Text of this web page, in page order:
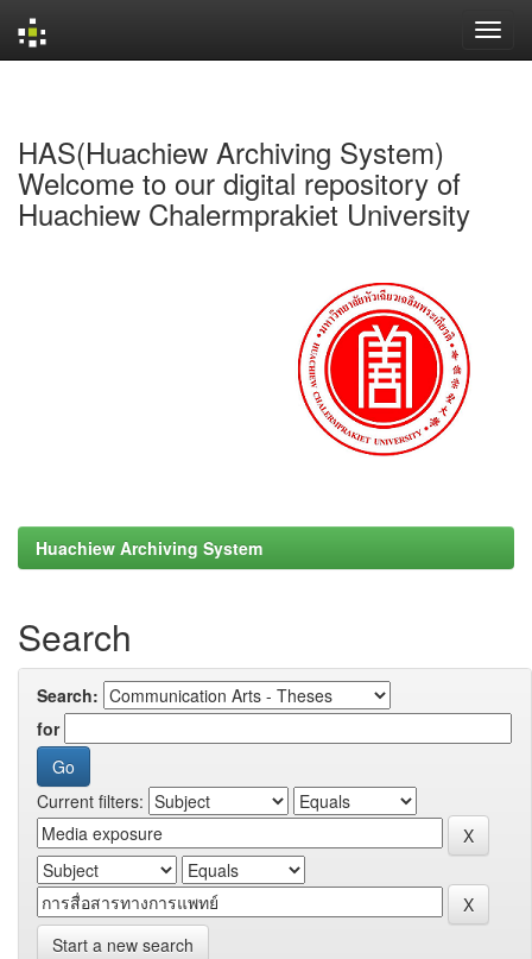
HAS(Huachiew Archiving System)
Welcome to our digital repository of
Huachiew Chalermprakiet University
Huachiew Archiving System
Search
Search:
for
Current filters:
Start a new search